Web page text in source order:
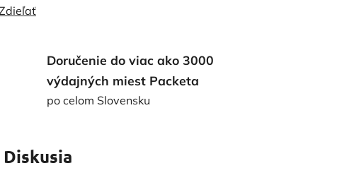
Doručenie do viac ako 3000
výdajných miest Packeta
po celom Slovensku
Diskusia